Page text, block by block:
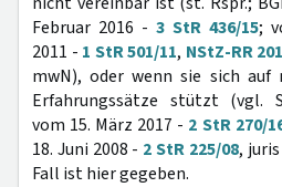
Februar 2016 - 3 StR 436/15;
2011 - 1 StR 501/11, NStZ-RR
mwN), oder wenn sie sich auf
Erfahrungssätze stützt (vgl.
vom 15. März 2017 - 2 StR 270/
18. Juni 2008 - 2 StR 225/08,
Fall ist hier gegeben.